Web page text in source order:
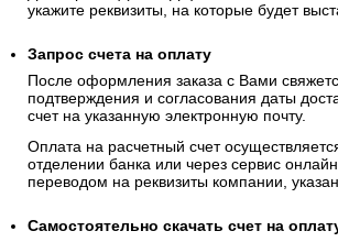
укажите реквизиты, на которые будет
Запрос счета на оплату
После оформления заказа с Вами
подтверждения и согласования даты
счет на указанную электронную почту.
Оплата на расчетный счет
отделении банка или через сервис
переводом на реквизиты компании,
Самостоятельно скачать счет на